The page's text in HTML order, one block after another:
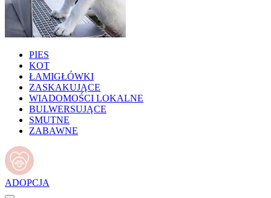
PIES
KOT
ŁAMIGŁÓWKI
ZASKAKUJĄCE
WIADOMOŚCI LOKALNE
BULWERSUJĄCE
SMUTNE
ZABAWNE
ADOPCJA